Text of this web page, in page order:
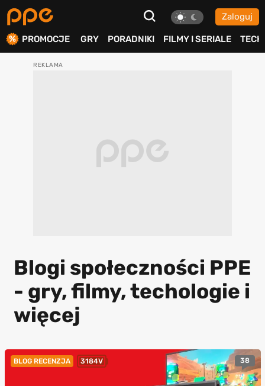
Zaloguj
PROMOCJE GRY PORADNIKI FILMY I SERIALE TECH
Blogi społeczności PPE
- gry, filmy, techologie i
więcej
BLOG RECENZJA 3184V 38